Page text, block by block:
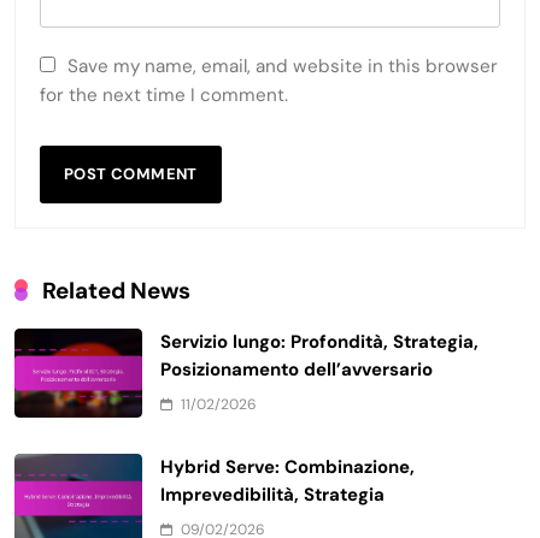
Save my name, email, and website in this browser
for the next time I comment.
Related News
Servizio lungo: Profondità, Strategia,
Posizionamento dell’avversario
11/02/2026
Hybrid Serve: Combinazione,
Imprevedibilità, Strategia
09/02/2026